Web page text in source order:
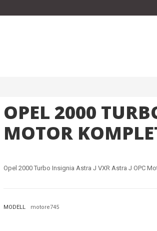
OPEL 2000
MOTOR
Opel 2000 Turbo Insignia Astra J VXR Astra J OPC
MODELL motore745